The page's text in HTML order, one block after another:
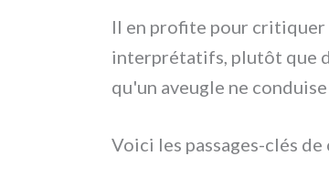
Il en pro­fi­te pour cri­ti­quer
inter­pré­ta­tifs, plu­tôt que
qu'un aveu­gle ne
Voici les passages-clés